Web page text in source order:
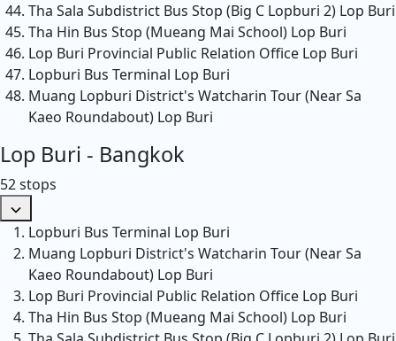
Tha Sala Subdistrict Bus Stop (Big C Lopburi 2) Lop Buri
Tha Hin Bus Stop (Mueang Mai School) Lop Buri
Lop Buri Provincial Public Relation Office Lop Buri
Lopburi Bus Terminal Lop Buri
Muang Lopburi District's Watcharin Tour (Near Sa
Kaeo Roundabout) Lop Buri
Lop Buri - Bangkok
52 stops
Lopburi Bus Terminal Lop Buri
Muang Lopburi District's Watcharin Tour (Near Sa
Kaeo Roundabout) Lop Buri
Lop Buri Provincial Public Relation Office Lop Buri
Tha Hin Bus Stop (Mueang Mai School) Lop Buri